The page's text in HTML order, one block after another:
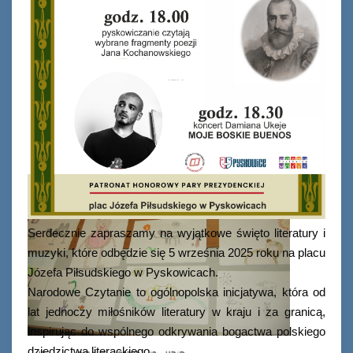
Serdecznie zapraszamy na wyjątkowe święto literatury i
muzyki, które odbędzie się 5 września 2025 roku na placu
Józefa Piłsudskiego w Pyskowicach.
Narodowe Czytanie to ogólnopolska inicjatywa, która od
lat jednoczy miłośników literatury w kraju i za granicą,
inspirując do wspólnego odkrywania bogactwa polskiego